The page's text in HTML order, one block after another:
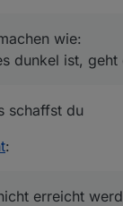
wie:
dunkel ist,
schaffst du
:
erreicht